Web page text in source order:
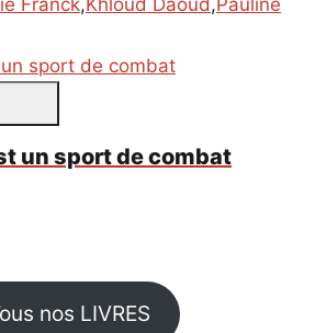
un sport de combat
nos LIVRES